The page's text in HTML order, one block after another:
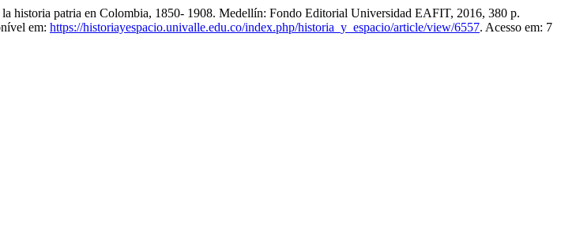
historia patria en Colombia, 1850- 1908. Medellín: Fondo Editorial Universidad EAFIT, 2016, 380 p.
em: https://historiayespacio.univalle.edu.co/index.php/historia_y_espacio/article/view/6557. Acesso em: 7